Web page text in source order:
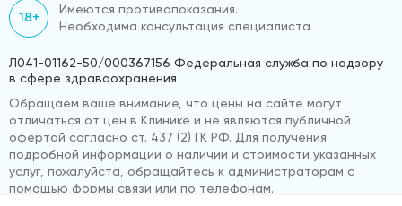
18+
Имеются противопоказания.
Необходима консультация специалиста
Л041-01162-50/000367156 Федеральная служба по надзору
в сфере здравоохранения
Обращаем ваше внимание, что цены на сайте могут
отличаться от цен в Клинике и не являются публичной
офертой согласно ст. 437 (2) ГК РФ. Для получения
подробной информации о наличии и стоимости указанных
услуг, пожалуйста, обращайтесь к администраторам с
помощью формы связи или по телефонам.